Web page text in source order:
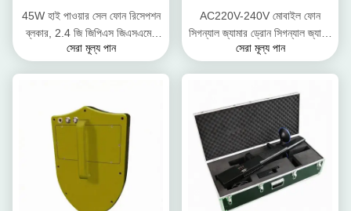
45W হাই পাওয়ার সেল ফোন রিসেপশন
ব্লকার, 2.4 জি জিপিএস জিএসএমের
জন্য ওয়াইফাই সিগন্যাল জ্যামার
সেরা মূল্য পান
AC220V-240V মোবাইল ফোন
সিগন্যাল জ্যামার ড্রোন সিগন্যাল জ্যামিং
2.4 জি 5.8 জি জিপিএস সংকেত জন্য
সেরা মূল্য পান